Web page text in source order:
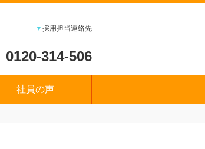
▼採用担当連絡先
0120-314-506
社員の声